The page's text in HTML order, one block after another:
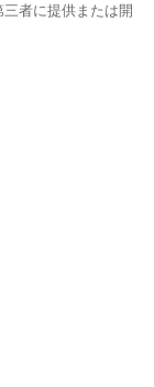
者に提供または開